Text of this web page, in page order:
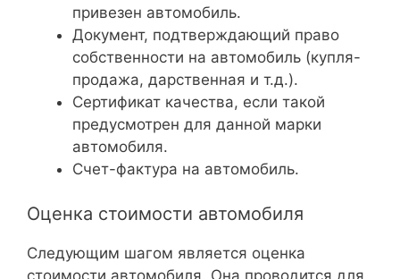
привезен автомобиль.
Документ, подтверждающий право
собственности на автомобиль (купля-
продажа, дарственная и т.д.).
Сертификат качества, если такой
предусмотрен для данной марки
автомобиля.
Счет-фактура на автомобиль.
Оценка стоимости автомобиля
Следующим шагом является оценка